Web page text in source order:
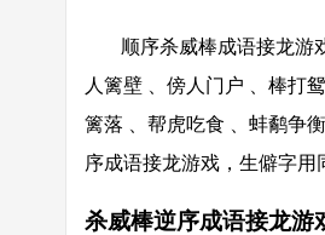
顺序杀威棒成语接龙游
人篱壁 、傍人门户 、棒打
篱落 、帮虎吃食 、蚌鹬争
序成语接龙游戏，生僻字用
杀威棒逆序成语接龙游